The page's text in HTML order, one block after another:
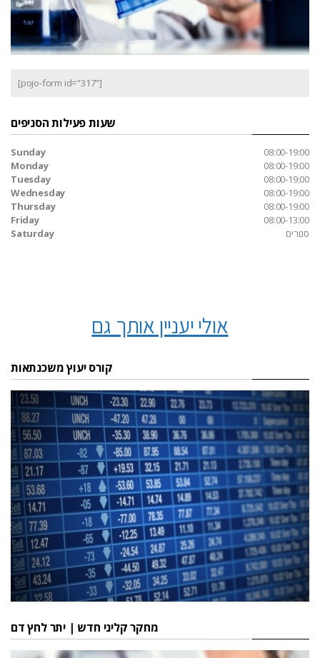
[pojo-form id="317"]
שעות פעילות הסניפים
Sunday
08:00-19:00
Monday
08:00-19:00
Tuesday
08:00-19:00
Wednesday
08:00-19:00
Thursday
08:00-19:00
Friday
08:00-13:00
Saturday
סגורים
אולי יעניין אותך גם
קורס יעוץ משכנתאות
מחקר קליני חדש | יתר לחץ דם